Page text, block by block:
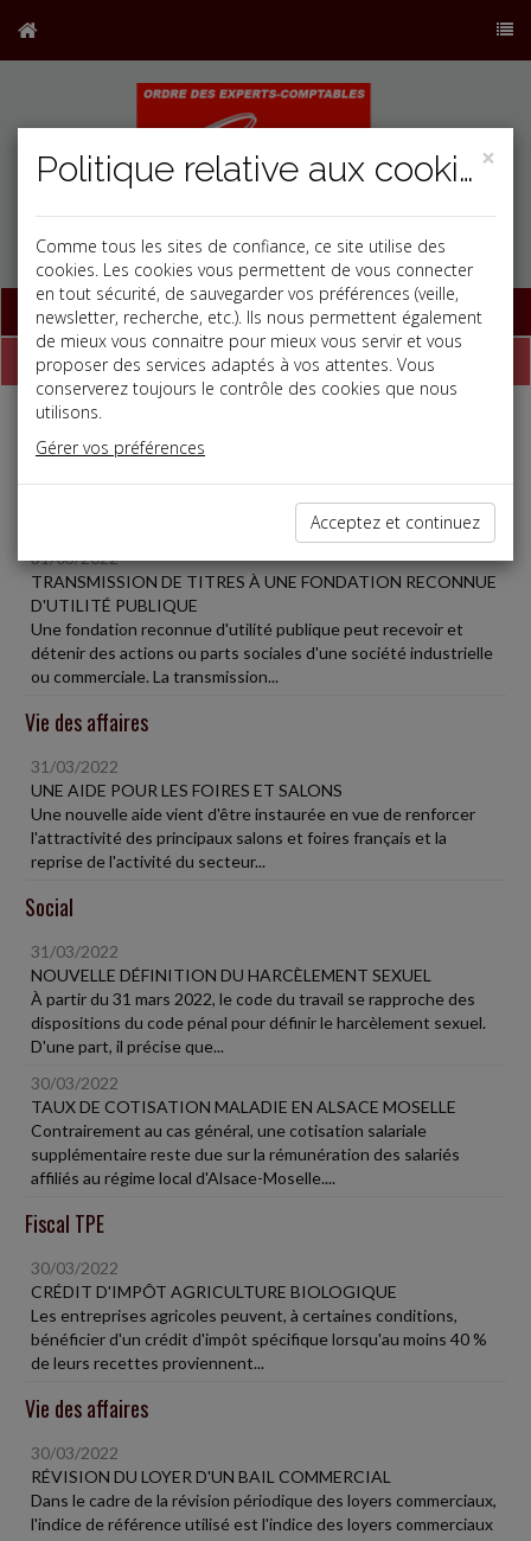
Base documentaire
Dépêches
Liste des dernières dépêches
31/03/2022
TRANSMISSION DE TITRES À UNE FONDATION RECONNUE
D'UTILITÉ PUBLIQUE
Une fondation reconnue d'utilité publique peut recevoir et
détenir des actions ou parts sociales d'une société industrielle
ou commerciale. La transmission...
Vie des affaires
31/03/2022
UNE AIDE POUR LES FOIRES ET SALONS
Une nouvelle aide vient d'être instaurée en vue de renforcer
l'attractivité des principaux salons et foires français et la
reprise de l'activité du secteur...
Social
31/03/2022
NOUVELLE DÉFINITION DU HARCÈLEMENT SEXUEL
À partir du 31 mars 2022, le code du travail se rapproche des
dispositions du code pénal pour définir le harcèlement sexuel.
D'une part, il précise que...
30/03/2022
TAUX DE COTISATION MALADIE EN ALSACE MOSELLE
Contrairement au cas général, une cotisation salariale
supplémentaire reste due sur la rémunération des salariés
affiliés au régime local d'Alsace-Moselle....
Fiscal TPE
30/03/2022
CRÉDIT D'IMPÔT AGRICULTURE BIOLOGIQUE
Les entreprises agricoles peuvent, à certaines conditions,
bénéficier d'un crédit d'impôt spécifique lorsqu'au moins 40 %
de leurs recettes proviennent...
Vie des affaires
30/03/2022
RÉVISION DU LOYER D'UN BAIL COMMERCIAL
Dans le cadre de la révision périodique des loyers commerciaux,
l'indice de référence utilisé est l'indice des loyers commerciaux
×
Politique relative aux cookies
Comme tous les sites de confiance, ce site utilise des
cookies. Les cookies vous permettent de vous connecter
en tout sécurité, de sauvegarder vos préférences (veille,
newsletter, recherche, etc.). Ils nous permettent également
de mieux vous connaitre pour mieux vous servir et vous
proposer des services adaptés à vos attentes. Vous
conserverez toujours le contrôle des cookies que nous
utilisons.
Gérer vos préférences
Acceptez et continuez